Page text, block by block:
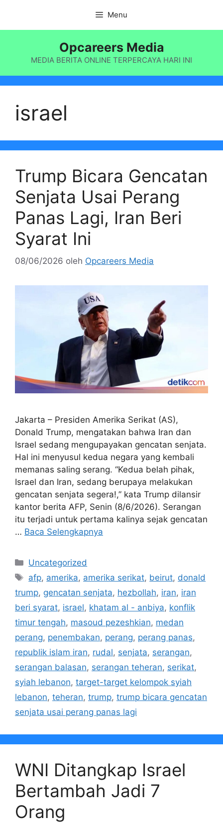
isi
Menu
Opcareers Media
MEDIA BERITA ONLINE TERPERCAYA HARI INI
israel
Trump Bicara Gencatan
Senjata Usai Perang
Panas Lagi, Iran Beri
Syarat Ini
08/06/2026 oleh Opcareers Media
Jakarta – Presiden Amerika Serikat (AS),
Donald Trump, mengatakan bahwa Iran dan
Israel sedang mengupayakan gencatan senjata.
Hal ini menyusul kedua negara yang kembali
memanas saling serang. “Kedua belah pihak,
Israel dan Iran, sedang berupaya melakukan
gencatan senjata segera!,” kata Trump dilansir
kantor berita AFP, Senin (8/6/2026). Serangan
itu terjadi untuk pertama kalinya sejak gencatan
… Baca Selengkapnya
Kategori
Uncategorized
Tag
afp, amerika, amerika serikat, beirut, donald
trump, gencatan senjata, hezbollah, iran, iran
beri syarat, israel, khatam al - anbiya, konflik
timur tengah, masoud pezeshkian, medan
perang, penembakan, perang, perang panas,
republik islam iran, rudal, senjata, serangan,
serangan balasan, serangan teheran, serikat,
syiah lebanon, target-target kelompok syiah
lebanon, teheran, trump, trump bicara gencatan
senjata usai perang panas lagi
WNI Ditangkap Israel
Bertambah Jadi 7
Orang